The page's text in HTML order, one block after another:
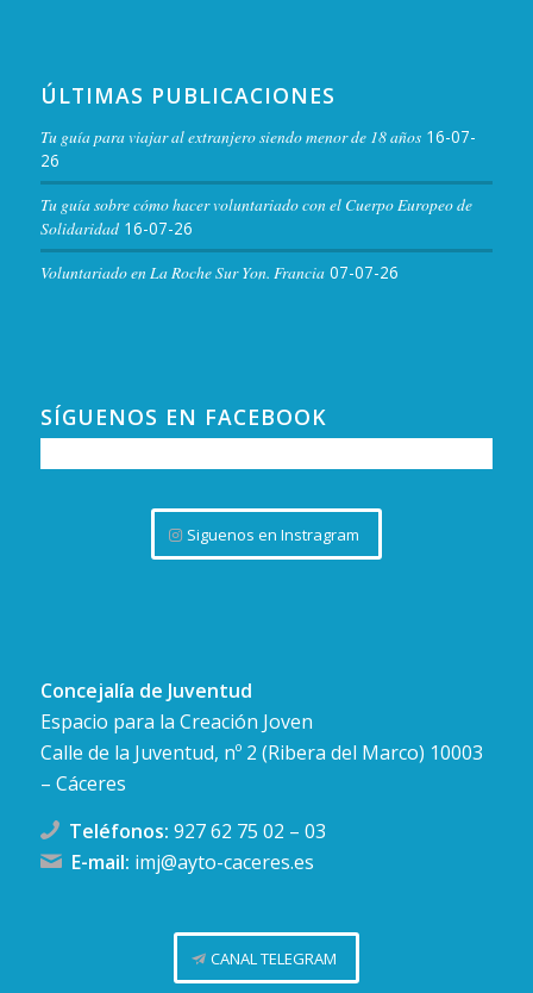
ÚLTIMAS PUBLICACIONES
Tu guía para viajar al extranjero siendo menor de 18 años 16-07-
26
Tu guía sobre cómo hacer voluntariado con el Cuerpo Europeo de
Solidaridad 16-07-26
Voluntariado en La Roche Sur Yon. Francia 07-07-26
SÍGUENOS EN FACEBOOK
Siguenos en Instragram
Concejalía de Juventud
Espacio para la Creación Joven
Calle de la Juventud, nº 2 (Ribera del Marco) 10003
– Cáceres
Teléfonos: 927 62 75 02 – 03
E-mail: imj@ayto-caceres.es
CANAL TELEGRAM